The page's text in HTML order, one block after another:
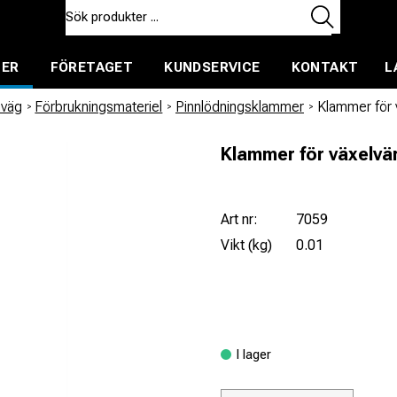
FÖRETAGET KUNDSERVICE KONTAKT
/ Förbrukningsmateriel / Pinnlödningsklammer / Klammer för
Klammer för
Art nr:
7059
Vikt (kg)
0.01
I lager